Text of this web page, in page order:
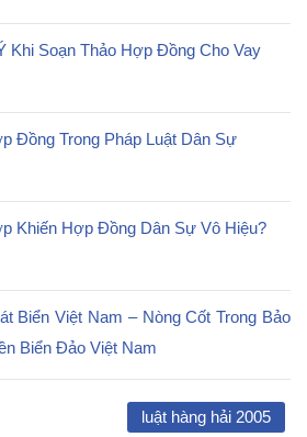
Khi Soạn Thảo Hợp Đồng Cho Vay
Đồng Trong Pháp Luật Dân Sự
Khiến Hợp Đồng Dân Sự Vô Hiệu?
Biển Việt Nam – Nòng Cốt Trong Bảo
Biển Đảo Việt Nam
luật hàng hải 2005